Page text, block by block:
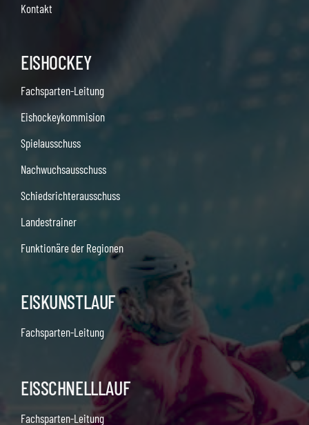
Kontakt
EISHOCKEY
Fachsparten-Leitung
Eishockeykommision
Spielausschuss
Nachwuchsausschuss
Schiedsrichterausschuss
Landestrainer
Funktionäre der Regionen
EISKUNSTLAUF
Fachsparten-Leitung
EISSCHNELLLAUF
Fachsparten-Leitung